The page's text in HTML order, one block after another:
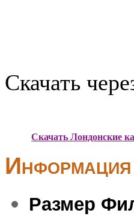
Скачать
Скачать Лондонские
Информация
Размер